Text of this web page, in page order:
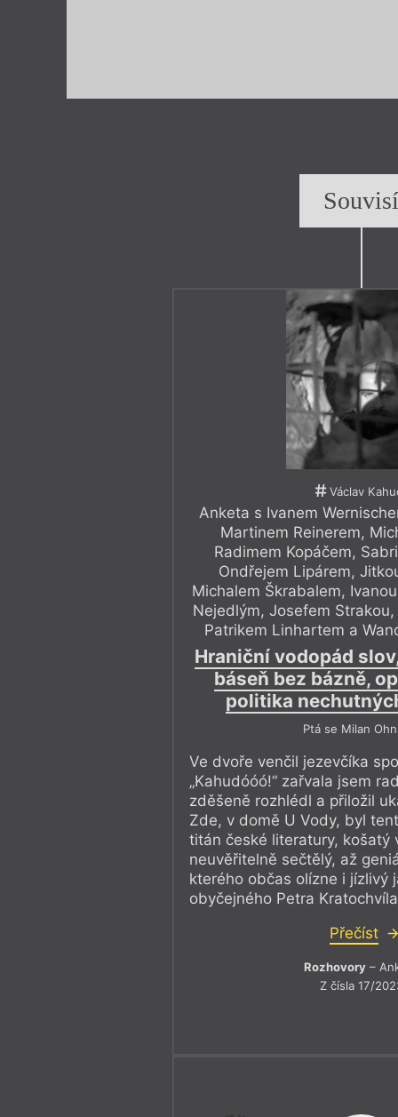
Václav
Anketa s Ivanem
Martinem Reinerem,
Radimem Kopáčem,
Ondřejem Lipárem,
Michalem Škrabalem,
Nejedlým, Josefem
Patrikem Linhartem a
Hraniční vodopád
báseň bez bázně,
politika
Ptá se Milan
Ve dvoře venčil jezevčíka
„Kahudóóó!“ zařvala jsem
zděšeně rozhlédl a přiložil
Zde, v domě U Vody, byl
titán české literatury, košatý
neuvěřitelně sečtělý, až
kterého občas olízne i jízlivý
obyčejného Petra
Přečíst
Rozhovory –
Z čísla 17/